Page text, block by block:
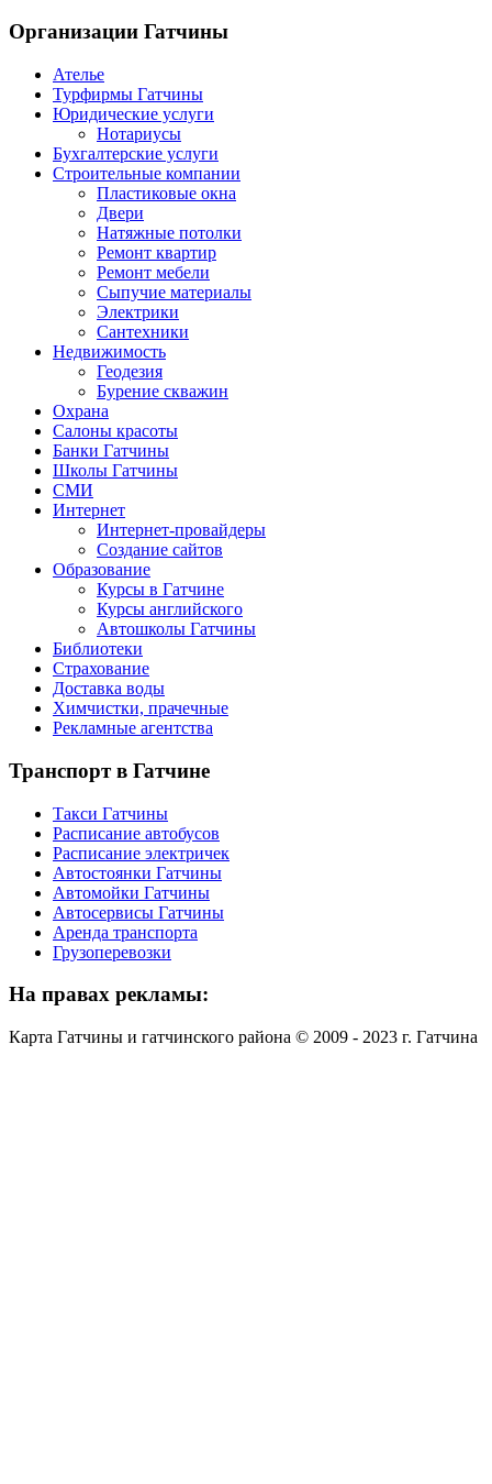
Организации Гатчины
Ателье
Турфирмы Гатчины
Юридические услуги
Нотариусы
Бухгалтерские услуги
Строительные компании
Пластиковые окна
Двери
Натяжные потолки
Ремонт квартир
Ремонт мебели
Сыпучие материалы
Электрики
Сантехники
Недвижимость
Геодезия
Бурение скважин
Охрана
Салоны красоты
Банки Гатчины
Школы Гатчины
СМИ
Интернет
Интернет-провайдеры
Создание сайтов
Образование
Курсы в Гатчине
Курсы английского
Автошколы Гатчины
Библиотеки
Страхование
Доставка воды
Химчистки, прачечные
Рекламные агентства
Транспортв Гатчине
Такси Гатчины
Расписание автобусов
Расписание электричек
Автостоянки Гатчины
Автомойки Гатчины
Автосервисы Гатчины
Аренда транспорта
Грузоперевозки
На правах рекламы:
Карта Гатчины и гатчинского района © 2009 - 2023 г. Гатчина